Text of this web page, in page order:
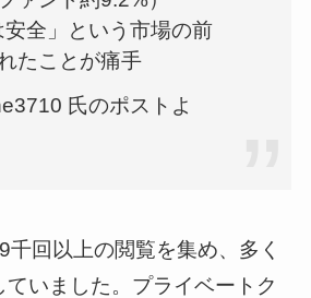
安全」という市場の前
たことが痛手
氏のポストよ
千回以上の閲覧を集め、多く
いました。プライベートク